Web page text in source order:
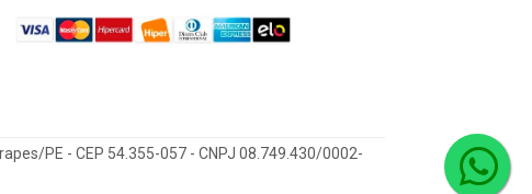
PE - CEP 54.355-057 - CNPJ 08.749.430/0002-